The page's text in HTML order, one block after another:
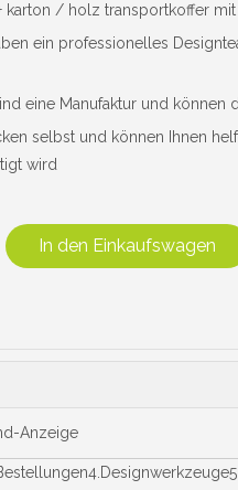
karton / holz transportkoffer
ein professionelles
eine Manufaktur und können
selbst und können Ihnen
wird
In den Einkaufswagen
Anzeige